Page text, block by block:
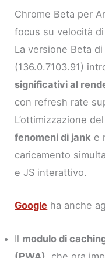
Chrome Beta per
focus su velocità
La versione Beta
(136.0.7103.91)
significativi al
con refresh rate
L’ottimizzazione
fenomeni di jank e
caricamento
e JS interattivo.
Google ha anche
Il modulo di